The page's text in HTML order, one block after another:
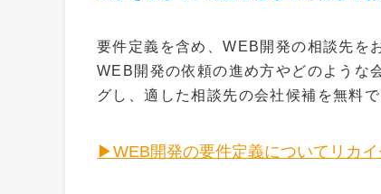
要件定義を含め、WEB開発の相談先を
WEB開発の依頼の進め方やどのような
グし、適した相談先の会社候補を無料
▶WEB開発の要件定義についてリカ